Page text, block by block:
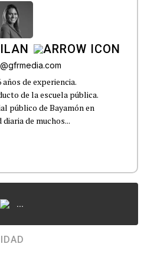
de experiencia.
de la escuela pública.
público de Bayamón en
de muchos...
...